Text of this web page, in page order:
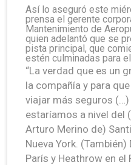
Así lo aseguró este
prensa el gerente
Mantenimiento de
quien adelantó que se
pista principal, que
estén culminadas para
“La verdad que es un
la compañía y para
viajar más seguros
estaríamos a nivel del
Arturo Merino de)
Nueva York.
París y Heathrow en el